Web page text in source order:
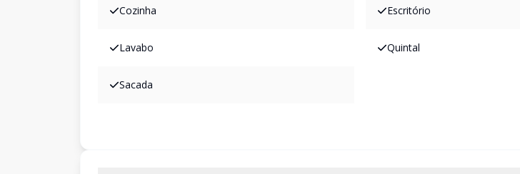
Cozinha Escritório
Lavabo Quintal
Sacada